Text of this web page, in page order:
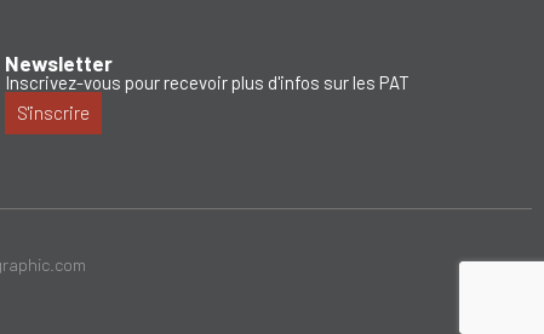
Newsletter
Inscrivez-vous pour recevoir plus d'infos sur les PAT
S'inscrire